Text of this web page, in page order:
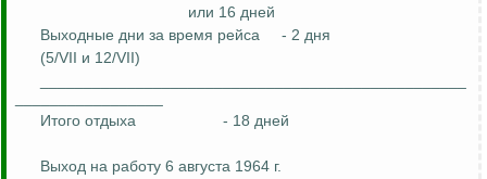
или 16 дней
Выходные дни за время рейса
- 2 дня
(5/VII и 12/VII)
Итого отдыха
- 18 дней
Выход на работу 6 августа 1964 г.